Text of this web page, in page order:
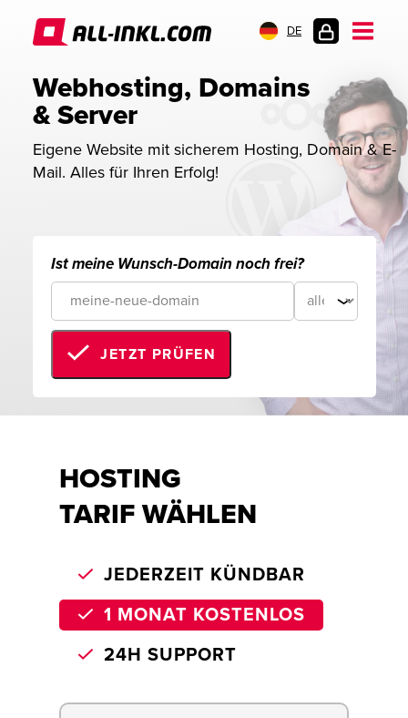
DE
Webhosting, Domains
& Server
Eigene Website mit sicherem Hosting, Domain & E-
Mail. Alles für Ihren Erfolg!
Ist meine Wunsch-Domain noch frei?
JETZT PRÜFEN
HOSTING
TARIF WÄHLEN
JEDERZEIT KÜNDBAR
1 MONAT KOSTENLOS
24H SUPPORT